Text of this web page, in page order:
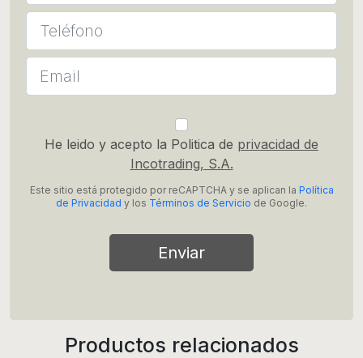
He leido y acepto la Politica de privacidad de
Incotrading, S.A.
Este sitio está protegido por reCAPTCHA y se aplican la Política
de Privacidad y los Términos de Servicio de Google.
Enviar
Productos relacionados